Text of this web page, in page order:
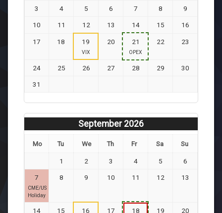
3 4 5 6 7 8 9
10 11 12 13 14 15 16
17 18 19
VIX
20 21
OPEX
22 23
24 25 26 27 28 29 30
31
September 2026
Mo Tu We Th Fr Sa Su
1 2 3 4 5 6
7
CME/US
Holiday
8 9 10 11 12 13
14 15 16 17 18 19 20